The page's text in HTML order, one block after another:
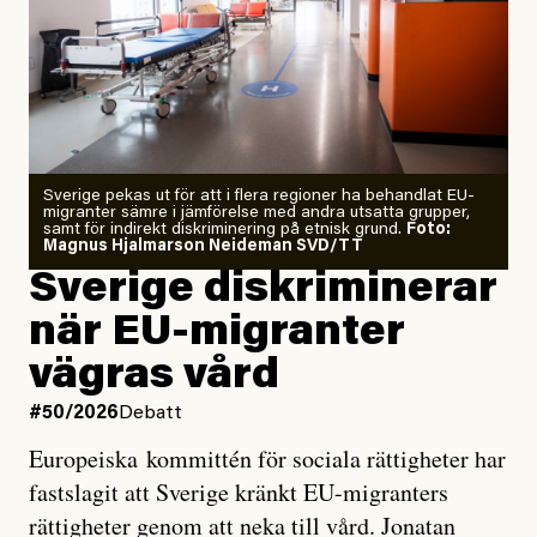
Årets El Niño kan bli den
starkaste som uppmätts
Zeke Hausfather är chockad igen efter att ha
analyserat hur de olika klimatmodellerna bedömer
läget för hur den begynnande El Niño-händelsen ska
utveckla sig. El Niño är ett återkommande
väderfenomen som uppstår när havsvattnet i delar av
Stilla havet blir ovanligt varmt. Det påverkar vädret
över stora delar av världen och under
forskare allt oftare varnat för att den här El Niñon
Det verkar vara en underdrift, menar nu Zeke
Sverige pekas ut för att i flera regioner ha behandlat EU-
migranter sämre i jämförelse med andra utsatta grupper,
samt för indirekt diskriminering på etnisk grund. Foto:
Magnus Hjalmarson Neideman SVD/TT
Sverige diskriminerar
när EU-migranter
vägras vård
#50/2026 Debatt
Europeiska kommittén för sociala rättigheter har
fastslagit att Sverige kränkt EU-migranters
rättigheter genom att neka till vård. Jonatan